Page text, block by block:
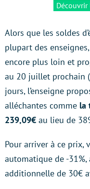
Alors que les soldes
plupart des
encore plus loin et
au 20 juillet prochain
jours, l’enseigne
alléchantes comme la
239,09€ au lieu de
Pour arriver à ce prix,
automatique de -31%,
additionnelle de 30€